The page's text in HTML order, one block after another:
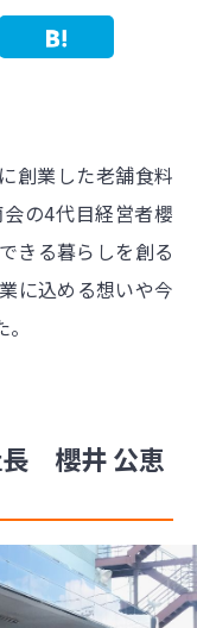
創業した老舗食料
の4代目経営者櫻
きる暮らしを創る
に込める想いや今
櫻井 公恵